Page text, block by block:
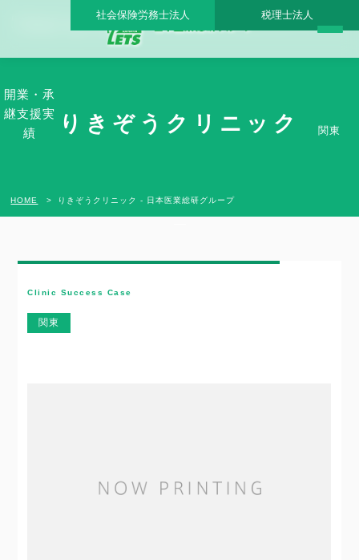
りきぞうクリニック - 日本医業総研グループ |日本医業総研｜医院開業・承継・クリニ
社会保険労務士法人 税理士法人
開業・承
継支援実
績
りきぞうクリニック 関東
HOME りきぞうクリニック - 日本医業総研グループ
Clinic Success Case
関東